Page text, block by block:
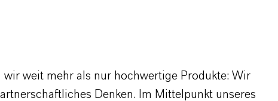
weit mehr als nur hochwertige Produkte: Wir
Denken. Im Mittelpunkt unseres